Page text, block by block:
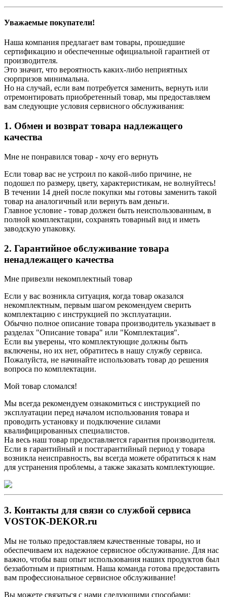
Уважаемые покупатели!
Наша компания предлагает вам товары, прошедшие
сертификацию и обеспеченные официальной гарантией от
производителя.
Это значит, что вероятность каких-либо неприятных
сюрпризов минимальна.
Но на случай, если вам потребуется заменить, вернуть или
отремонтировать приобретенный товар, мы предоставляем
вам следующие условия сервисного обслуживания:
1. Обмен и возврат товара надлежащего
качества
Мне не понравился товар - хочу его вернуть
Если товар вас не устроил по какой-либо причине, не
подошел по размеру, цвету, характеристикам, не волнуйтесь!
В течении 14 дней после покупки мы готовы заменить такой
товар на аналогичный или вернуть вам деньги.
Главное условие - товар должен быть неиспользованным, в
полной комплектации, сохранять товарный вид и иметь
заводскую упаковку.
2. Гарантийное обслуживание товара
ненадлежащего качества
Мне привезли некомплектный товар
Если у вас возникла ситуация, когда товар оказался
некомплектным, первым шагом рекомендуем сверить
комплектацию с инструкцией по эксплуатации.
Обычно полное описание товара производитель указывает в
разделах "Описание товара" или "Комплектация".
Если вы уверены, что комплектующие должны быть
включены, но их нет, обратитесь в нашу службу сервиса.
Пожалуйста, не начинайте использовать товар до решения
вопроса по комплектации.
Мой товар сломался!
Мы всегда рекомендуем ознакомиться с инструкцией по
эксплуатации перед началом использования товара и
проводить установку и подключение силами
квалифицированных специалистов.
На весь наш товар предоставляется гарантия производителя.
Если в гарантийный и постгарантийный период у товара
возникла неисправность, вы всегда можете обратиться к нам
для устранения проблемы, а также заказать комплектующие.
3. Контакты для связи со службой сервиса
VOSTOK-DEKOR.ru
Мы не только предоставляем качественные товары, но и
обеспечиваем их надежное сервисное обслуживание. Для нас
важно, чтобы ваш опыт использования наших продуктов был
беззаботным и приятным. Наша команда готова предоставить
вам профессиональное сервисное обслуживание!
Вы можете связаться с нами следующими способами: